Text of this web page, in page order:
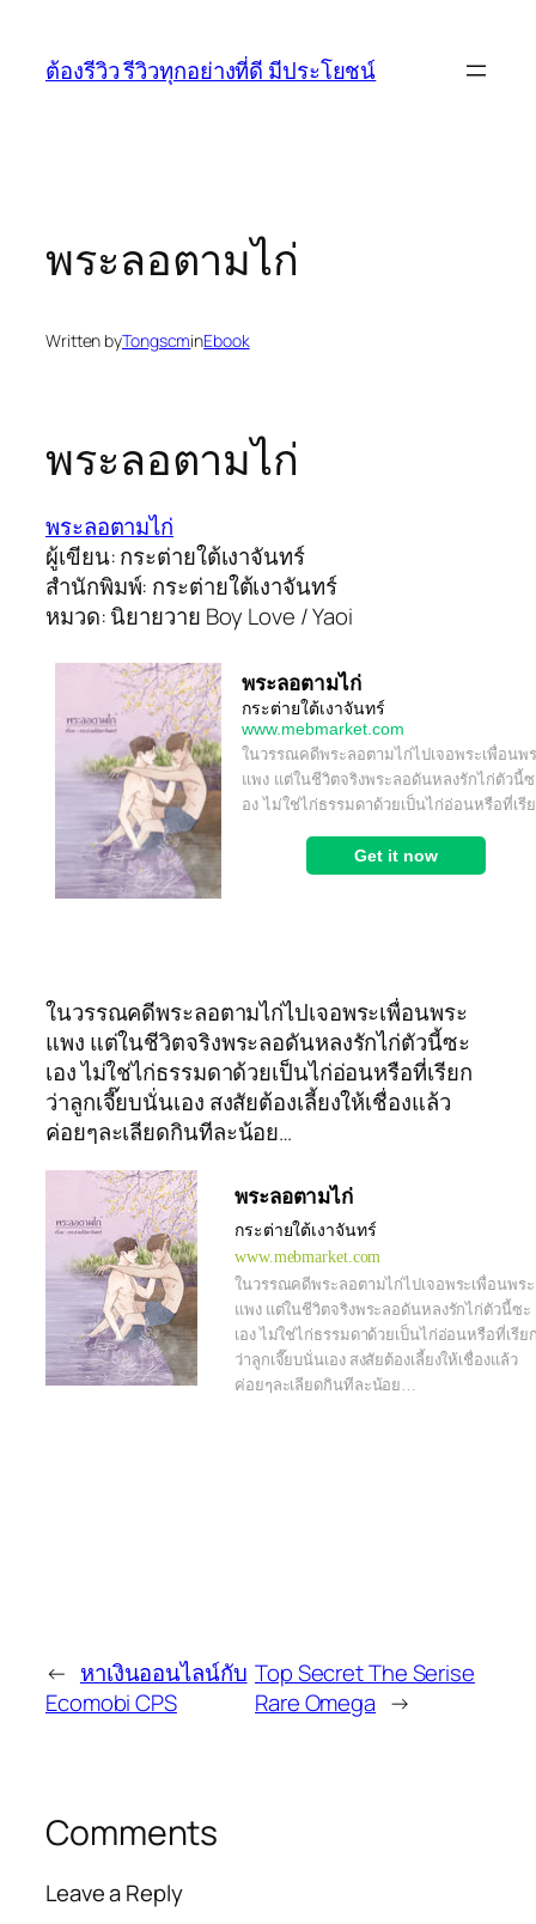
content
ต้องรีวิว รีวิวทุกอย่างที่ดี มีประโยชน์
พระลอตามไก่
Written byTongscminEbook
พระลอตามไก่
พระลอตามไก่
ผู้เขียน: กระต่ายใต้เงาจันทร์
สำนักพิมพ์: กระต่ายใต้เงาจันทร์
หมวด: นิยายวาย Boy Love / Yaoi
ในวรรณคดีพระลอตามไก่ไปเจอพระเพื่อนพระ
แพง แต่ในชีวิตจริงพระลอดันหลงรักไก่ตัวนี้ซะ
เอง ไม่ใช่ไก่ธรรมดาด้วยเป็นไก่อ่อนหรือที่เรียก
ว่าลูกเจี๊ยบนั่นเอง สงสัยต้องเลี้ยงให้เชื่องแล้ว
ค่อยๆละเลียดกินทีละน้อย…
พระลอตามไก่
กระต่ายใต้เงาจันทร์
www.mebmarket.com
ในวรรณคดีพระลอตามไก่ไปเจอพระเพื่อนพระ
แพง แต่ในชีวิตจริงพระลอดันหลงรักไก่ตัวนี้ซะ
เอง ไม่ใช่ไก่ธรรมดาด้วยเป็นไก่อ่อนหรือที่เรีย
ว่าลูกเจี๊ยบนั่นเอง สงสัยต้องเลี้ยงให้เชื่องแล้ว
ค่อยๆละเลียดกินทีละน้อย…
← หาเงินออนไลน์กับ
Ecomobi CPS
Top Secret The Serise
Rare Omega →
Comments
Leave a Reply